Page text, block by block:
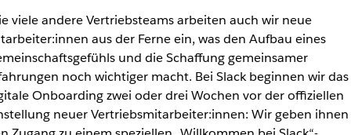
viele andere Vertriebsteams arbeiten auch wir neue
aus der Ferne ein, was den Aufbau eines
und die Schaffung gemeinsamer
noch wichtiger macht. Bei Slack beginnen wir das
Onboarding zwei oder drei Wochen vor der offiziellen
neuer Vertriebsmitarbeiter:innen: Wir geben ihnen